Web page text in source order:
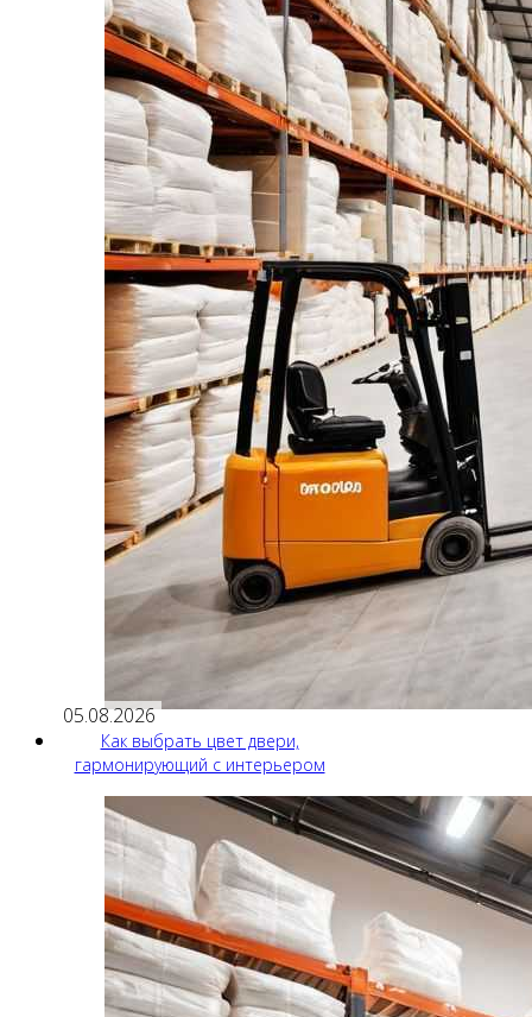
05.08.2026
Как выбрать цвет двери,
гармонирующий с интерьером